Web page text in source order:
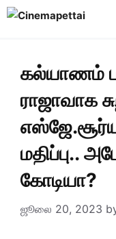
Skip
கல்யாணம்
ராஜாவாக
மதிப்பு..
கோடியா?
ஜூலை 20, 2023